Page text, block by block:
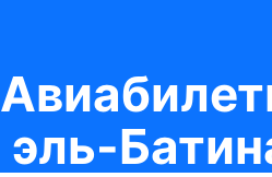
эль-